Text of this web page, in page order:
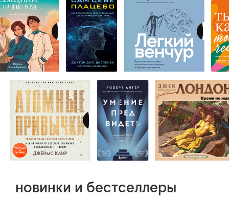
новинки и бестселлеры